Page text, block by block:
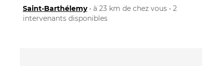
Saint-Barthélemy• à 23 km de chez vous • 2
intervenants disponibles